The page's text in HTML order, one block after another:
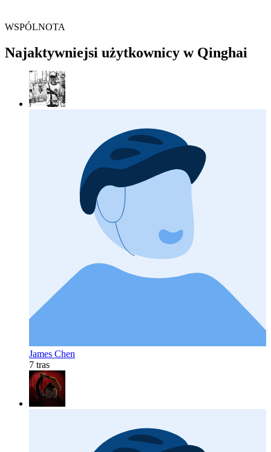
WSPÓLNOTA
Najaktywniejsi użytkownicy w Qinghai
James Chen
7 tras